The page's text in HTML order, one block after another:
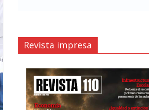
Revista impresa